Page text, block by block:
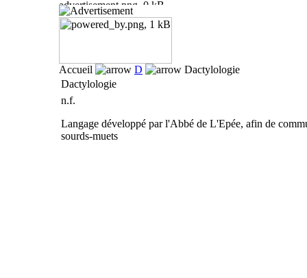
Accueil D
Dactylologie
Dactylologie
n.f.
Langage développé par l'Abbé de L'Epée, afin de
sourds-muets